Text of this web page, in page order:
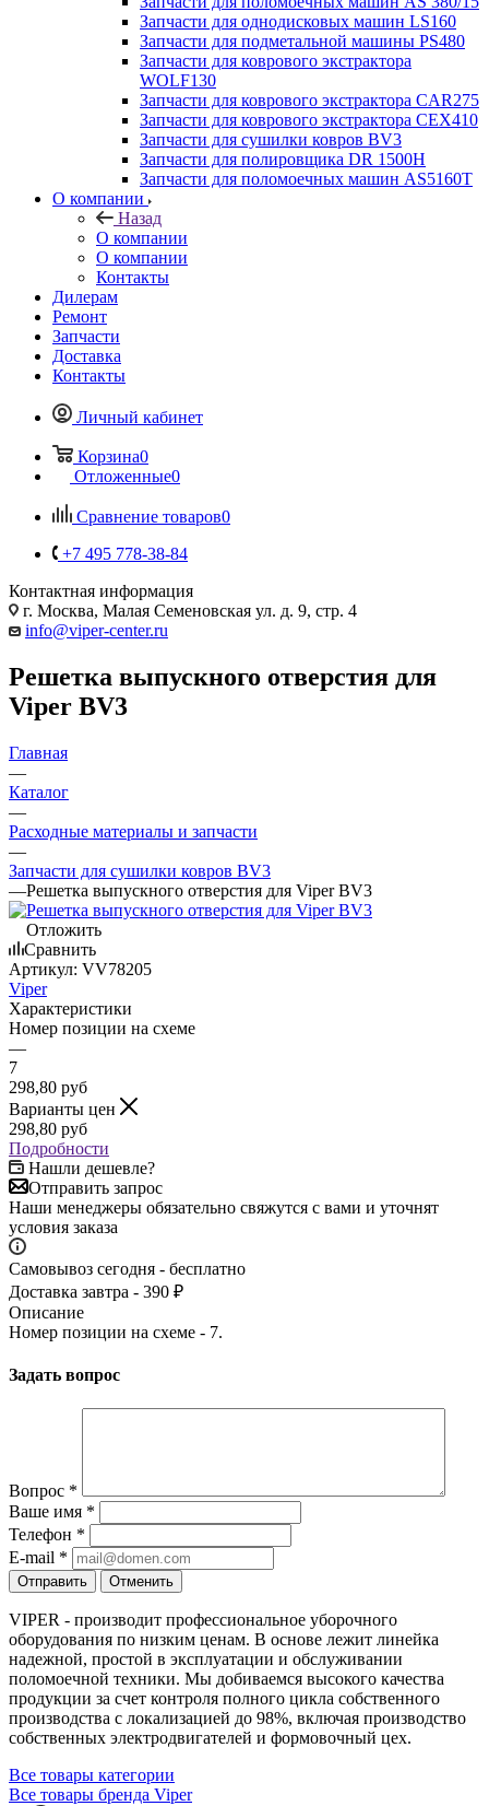
Запчасти для однодисковых машин LS160
Запчасти для подметальной машины PS480
Запчасти для коврового экстрактора
WOLF130
Запчасти для коврового экстрактора CAR275
Запчасти для коврового экстрактора CEX410
Запчасти для сушилки ковров BV3
Запчасти для полировщика DR 1500H
Запчасти для поломоечных машин AS5160T
О компании
Назад
О компании
О компании
Контакты
Дилерам
Ремонт
Запчасти
Доставка
Контакты
Личный кабинет
Корзина0
Отложенные0
Сравнение товаров0
+7 495 778-38-84
Контактная информация
г. Москва, Малая Семеновская ул. д. 9, стр. 4
info@viper-center.ru
Решетка выпускного отверстия для
Viper BV3
Главная
—
Каталог
—
Расходные материалы и запчасти
—
Запчасти для сушилки ковров BV3
—Решетка выпускного отверстия для Viper BV3
Отложить
Сравнить
Артикул: VV78205
Viper
Характеристики
Номер позиции на схеме
—
7
298,80 руб
Варианты цен
298,80 руб
Подробности
Нашли дешевле?
Отправить запрос
Наши менеджеры обязательно свяжутся с вами и уточнят
условия заказа
Самовывоз сегодня - бесплатно
Доставка завтра - 390 ₽
Описание
Номер позиции на схеме - 7.
Задать вопрос
Вопрос *
Ваше имя *
Телефон *
E-mail *
Отправить Отменить
VIPER - производит профессиональное уборочного
оборудования по низким ценам. В основе лежит линейка
надежной, простой в эксплуатации и обслуживании
поломоечной техники. Мы добиваемся высокого качества
продукции за счет контроля полного цикла собственного
производства с локализацией до 98%, включая производство
собственных электродвигателей и формовочный цех.
Все товары категории
Все товары бренда Viper